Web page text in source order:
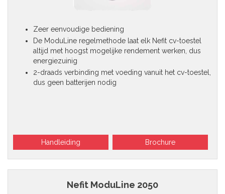
Zeer eenvoudige bediening
De ModuLine regelmethode laat elk Nefit cv-toestel
altijd met hoogst mogelijke rendement werken, dus
energiezuinig
2-draads verbinding met voeding vanuit het cv-toestel,
dus geen batterijen nodig
Handleiding Brochure
Nefit ModuLine 2050